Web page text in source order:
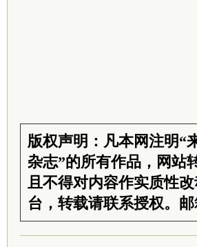
版权声明：凡本网注明“
杂志”的所有作品，网站
且不得对内容作实质性
台，转载请联系授权。